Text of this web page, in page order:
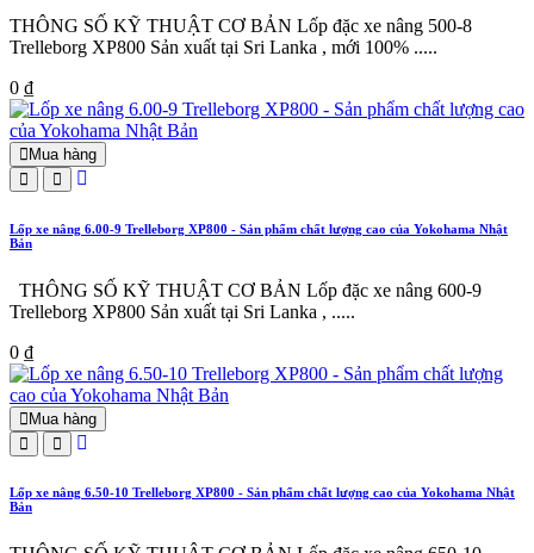
THÔNG SỐ KỸ THUẬT CƠ BẢN Lốp đặc xe nâng 500-8
Trelleborg XP800 Sản xuất tại Sri Lanka , mới 100% .....
0 ₫
Mua hàng
Lốp xe nâng 6.00-9 Trelleborg XP800 - Sản phẩm chất lượng cao của Yokohama Nhật
Bản
THÔNG SỐ KỸ THUẬT CƠ BẢN Lốp đặc xe nâng 600-9
Trelleborg XP800 Sản xuất tại Sri Lanka , .....
0 ₫
Mua hàng
Lốp xe nâng 6.50-10 Trelleborg XP800 - Sản phẩm chất lượng cao của Yokohama Nhật
Bản